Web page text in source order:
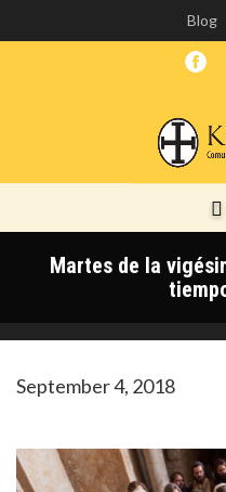
Blog
Martes de la
September 4, 2018